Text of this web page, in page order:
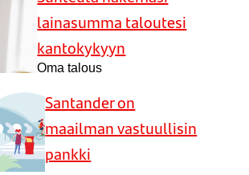
lainasumma taloutesi
kantokykyyn
Oma talous
Santander on
maailman vastuullisin
pankki